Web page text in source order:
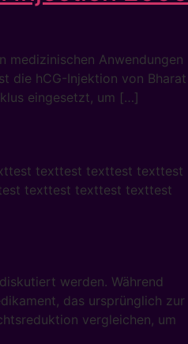
medizinischen Anwendungen
die hCG-Injektion von Bharat
eingesetzt, um […]
texttest texttest texttest
texttest texttest texttest
werden. Während
das ursprünglich zur
vergleichen, um